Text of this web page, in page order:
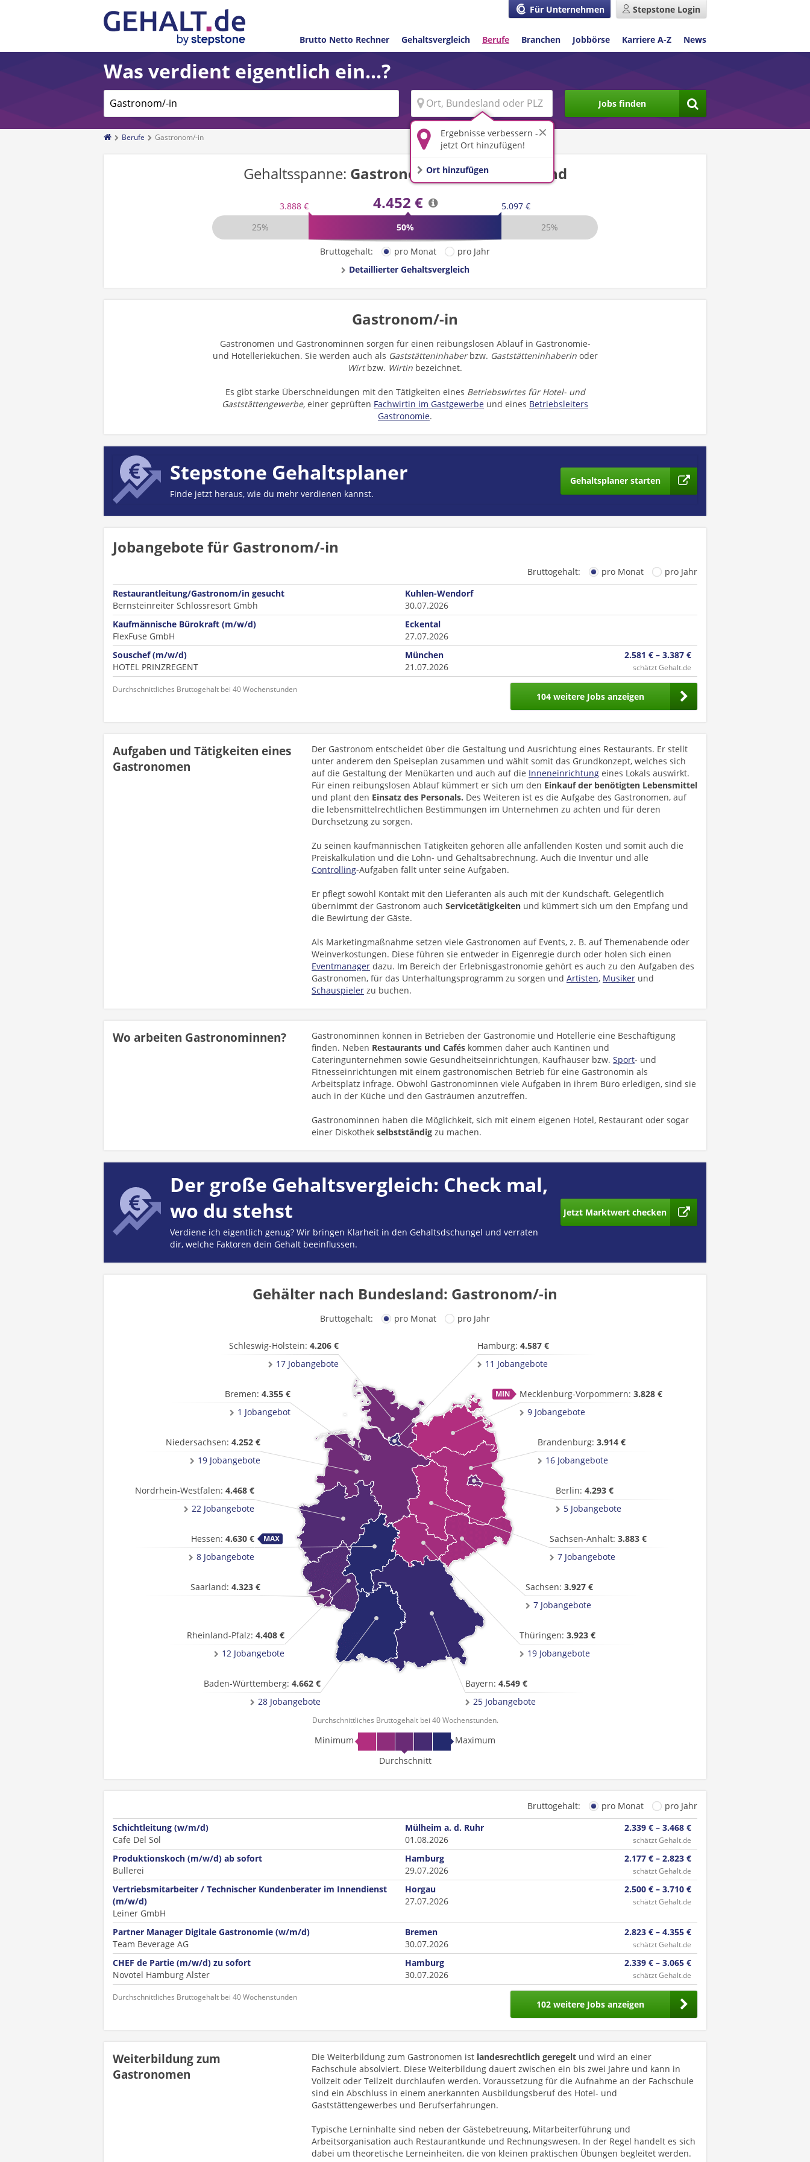
Für Unternehmen Stepstone Login
Brutto Netto Rechner Gehaltsvergleich Berufe Branchen Jobbörse Karriere A-Z News
Was verdient eigentlich ein...?
Ergebnisse verbessern -
jetzt Ort hinzufügen!
Ort hinzufügen
Jobs finden
Berufe Gastronom/-in
Gehaltsspanne: Gastronom/-ininDeutschland
3.888 € 4.452 €
5.097 €
25%
50% 25%
Bruttogehalt: pro Monat
pro Jahr
Detaillierter Gehaltsvergleich
Gastronom/-in
Gastronomen und Gastronominnen sorgen für einen reibungslosen Ablauf in Gastronomie-
und Hotellerieküchen. Sie werden auch als Gaststätteninhaberbzw. Gaststätteninhaberin oder
Wirtbzw. Wirtin bezeichnet.
Es gibt starke Überschneidungen mit den Tätigkeiten eines Betriebswirtes für Hotel- und
Gaststättengewerbe, einer geprüften Fachwirtin im Gastgewerbe und eines Betriebsleiters
Gastronomie.
Stepstone Gehaltsplaner
Finde jetzt heraus, wie du mehr verdienen kannst.
Gehaltsplaner starten
Jobangebote für Gastronom/-in
Bruttogehalt: pro Monat
pro Jahr
Restaurantleitung/Gastronom/in gesucht
Bernsteinreiter Schlossresort Gmbh
Kuhlen-Wendorf
30.07.2026
Kaufmännische Bürokraft (m/w/d)
FlexFuse GmbH
Eckental
27.07.2026
Souschef (m/w/d)
HOTEL PRINZREGENT
München
21.07.2026
2.581 € – 3.387 €
schätzt Gehalt.de
Durchschnittliches Bruttogehalt bei 40 Wochenstunden
104 weitere Jobs anzeigen
Aufgaben und Tätigkeiten eines
Gastronomen
Der Gastronom entscheidet über die Gestaltung und Ausrichtung eines Restaurants. Er stellt
unter anderem den Speiseplan zusammen und wählt somit das Grundkonzept, welches sich
auf die Gestaltung der Menükarten und auch auf die Inneneinrichtung eines Lokals auswirkt.
Für einen reibungslosen Ablauf kümmert er sich um den Einkauf der benötigten Lebensmittel
und plant den Einsatz des Personals. Des Weiteren ist es die Aufgabe des Gastronomen, auf
die lebensmittelrechtlichen Bestimmungen im Unternehmen zu achten und für deren
Durchsetzung zu sorgen.
Zu seinen kaufmännischen Tätigkeiten gehören alle anfallenden Kosten und somit auch die
Preiskalkulation und die Lohn- und Gehaltsabrechnung. Auch die Inventur und alle
Controlling-Aufgaben fällt unter seine Aufgaben.
Er pflegt sowohl Kontakt mit den Lieferanten als auch mit der Kundschaft. Gelegentlich
übernimmt der Gastronom auch Servicetätigkeiten und kümmert sich um den Empfang und
die Bewirtung der Gäste.
Als Marketingmaßnahme setzen viele Gastronomen auf Events, z. B. auf Themenabende oder
Weinverkostungen. Diese führen sie entweder in Eigenregie durch oder holen sich einen
Eventmanager dazu. Im Bereich der Erlebnisgastronomie gehört es auch zu den Aufgaben des
Gastronomen, für das Unterhaltungsprogramm zu sorgen und Artisten, Musiker und
Schauspieler zu buchen.
Wo arbeiten Gastronominnen?
Gastronominnen können in Betrieben der Gastronomie und Hotellerie eine Beschäftigung
finden. Neben Restaurants und Cafés kommen daher auch Kantinen und
Cateringunternehmen sowie Gesundheitseinrichtungen, Kaufhäuser bzw. Sport- und
Fitnesseinrichtungen mit einem gastronomischen Betrieb für eine Gastronomin als
Arbeitsplatz infrage. Obwohl Gastronominnen viele Aufgaben in ihrem Büro erledigen, sind sie
auch in der Küche und den Gasträumen anzutreffen.
Gastronominnen haben die Möglichkeit, sich mit einem eigenen Hotel, Restaurant oder sogar
einer Diskothek selbstständig zu machen.
Der große Gehaltsvergleich: Check mal,
wo du stehst
Verdiene ich eigentlich genug? Wir bringen Klarheit in den Gehaltsdschungel und verraten
dir, welche Faktoren dein Gehalt beeinflussen.
Jetzt Marktwert checken
Gehälter nach Bundesland: Gastronom/-in
Bruttogehalt: pro Monat pro Jahr
Baden-Württemberg: 4.662 €
28 Jobangebote
Bayern: 4.549 €
25 Jobangebote
Berlin: 4.293 €
5 Jobangebote
Brandenburg: 3.914 €
16 Jobangebote
Bremen: 4.355 €
1 Jobangebot
Hamburg: 4.587 €
11 Jobangebote
Hessen: 4.630 €
8 Jobangebote
Mecklenburg-Vorpommern: 3.828 €
9 Jobangebote
Niedersachsen: 4.252 €
19 Jobangebote
Nordrhein-Westfalen: 4.468 €
22 Jobangebote
Rheinland-Pfalz: 4.408 €
12 Jobangebote
Saarland: 4.323 € Sachsen: 3.927 €
7 Jobangebote
Sachsen-Anhalt: 3.883 €
7 Jobangebote
Schleswig-Holstein: 4.206 €
17 Jobangebote
Thüringen: 3.923 €
19 Jobangebote
Durchschnittliches Bruttogehalt bei 40 Wochenstunden.
Minimum
Maximum
Durchschnitt
Bruttogehalt: pro Monat
pro Jahr
Schichtleitung (w/m/d)
Cafe Del Sol
Mülheim a. d. Ruhr
01.08.2026
2.339 € – 3.468 €
schätzt Gehalt.de
Produktionskoch (m/w/d) ab sofort
Bullerei
Hamburg
29.07.2026
2.177 € – 2.823 €
schätzt Gehalt.de
Vertriebsmitarbeiter / Technischer Kundenberater im Innendienst
(m/w/d)
Leiner GmbH
Horgau
27.07.2026
2.500 € – 3.710 €
schätzt Gehalt.de
Partner Manager Digitale Gastronomie (w/m/d)
Team Beverage AG
Bremen
30.07.2026
2.823 € – 4.355 €
schätzt Gehalt.de
CHEF de Partie (m/w/d) zu sofort
Novotel Hamburg Alster
Hamburg
30.07.2026
2.339 € – 3.065 €
schätzt Gehalt.de
Durchschnittliches Bruttogehalt bei 40 Wochenstunden
102 weitere Jobs anzeigen
Weiterbildung zum
Gastronomen
Die Weiterbildung zum Gastronomen ist landesrechtlich geregelt und wird an einer
Fachschule absolviert. Diese Weiterbildung dauert zwischen ein bis zwei Jahre und kann in
Vollzeit oder Teilzeit durchlaufen werden. Voraussetzung für die Aufnahme an der Fachschule
sind ein Abschluss in einem anerkannten Ausbildungsberuf des Hotel- und
Gaststättengewerbes und Berufserfahrungen.
Typische Lerninhalte sind neben der Gästebetreuung, Mitarbeiterführung und
Arbeitsorganisation auch Restaurantkunde und Rechnungswesen. In der Regel handelt es sich
dabei um theoretische Lerneinheiten, die von kleinen praktischen Übungen begleitet werden.